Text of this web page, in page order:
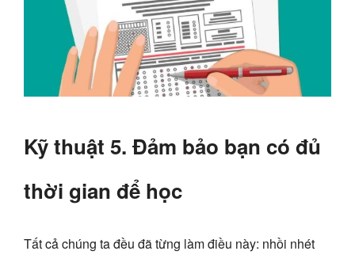
Kỹ thuật 5. Đảm bảo bạn có đủ
thời gian để học
Tất cả chúng ta đều đã từng làm điều này: nhồi nhét